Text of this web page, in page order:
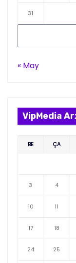
31
« May
VipMedia
BE ÇA
3 4
10 11
17 18
24 25